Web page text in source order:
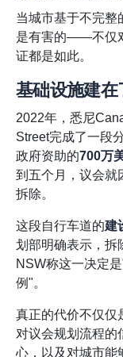
当城市基于不完整
是有害的——不仅
证都是如此。
基础设施建
2022年，悉尼
Street完成了一段
政府资助的700万
到五个月，议会就
拆除。
这段自行车道的建
划部明确表示，拆
NSW称这一决定
例"。
真正的代价不仅
对议会规划流程的
心，以及对城市能